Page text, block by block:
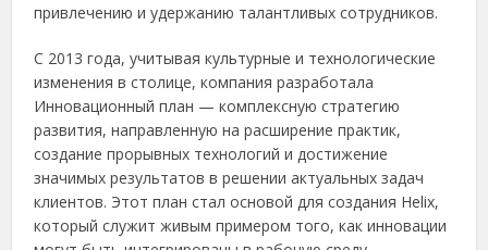
привлечению и удержанию талантливых сотрудников.
С 2013 года, учитывая культурные и технологические
изменения в столице, компания разработала
Инновационный план — комплексную стратегию
развития, направленную на расширение практик,
создание прорывных технологий и достижение
значимых результатов в решении актуальных задач
клиентов. Этот план стал основой для создания Helix,
который служит живым примером того, как инновации